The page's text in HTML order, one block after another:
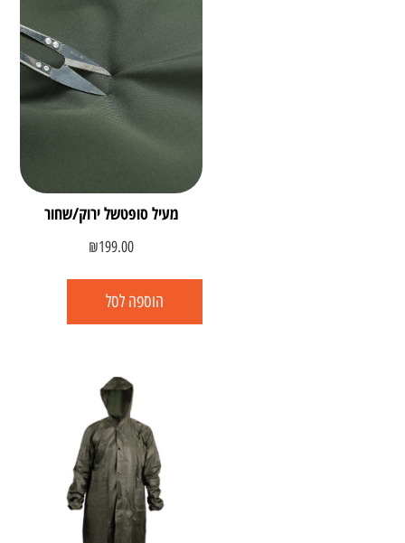
מעיל סופטשל ירוק/שחור
₪199.00
הוספה לסל